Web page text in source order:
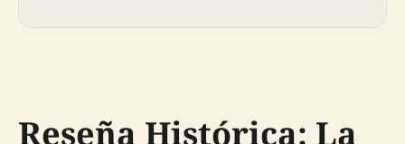
Reseña Histórica: La